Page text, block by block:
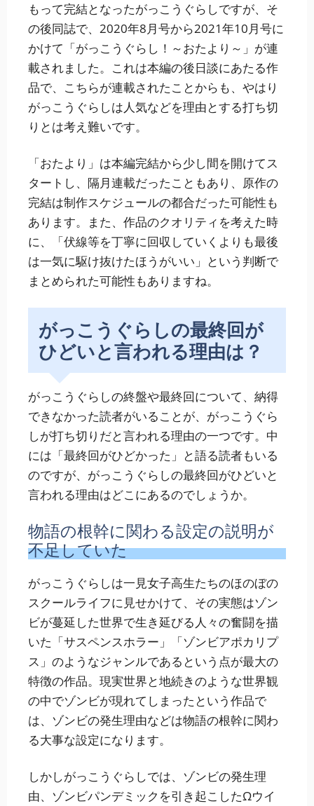
もって完結となったがっこうぐらしですが、そ
の後同誌で、2020年8月号から2021年10月号に
かけて「がっこうぐらし！～おたより～」が連
載されました。これは本編の後日談にあたる作
品で、こちらが連載されたことからも、やはり
がっこうぐらしは人気などを理由とする打ち切
りとは考え難いです。
「おたより」は本編完結から少し間を開けてス
タートし、隔月連載だったこともあり、原作の
完結は制作スケジュールの都合だった可能性も
あります。また、作品のクオリティを考えた時
に、「伏線等を丁寧に回収していくよりも最後
は一気に駆け抜けたほうがいい」という判断で
まとめられた可能性もありますね。
がっこうぐらしの最終回が
ひどいと言われる理由は？
がっこうぐらしの終盤や最終回について、納得
できなかった読者がいることが、がっこうぐら
しが打ち切りだと言われる理由の一つです。中
には「最終回がひどかった」と語る読者もいる
のですが、がっこうぐらしの最終回がひどいと
言われる理由はどこにあるのでしょうか。
物語の根幹に関わる設定の説明が
不足していた
がっこうぐらしは一見女子高生たちのほのぼの
スクールライフに見せかけて、その実態はゾン
ビが蔓延した世界で生き延びる人々の奮闘を描
いた「サスペンスホラー」「ゾンビアポカリプ
ス」のようなジャンルであるという点が最大の
特徴の作品。現実世界と地続きのような世界観
の中でゾンビが現れてしまったという作品で
は、ゾンビの発生理由などは物語の根幹に関わ
る大事な設定になります。
しかしがっこうぐらしでは、ゾンビの発生理
由、ゾンビパンデミックを引き起こしたΩウイ